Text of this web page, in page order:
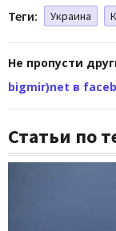
Теги: Украина
Не пропусти
bigmir)net в
Статьи по